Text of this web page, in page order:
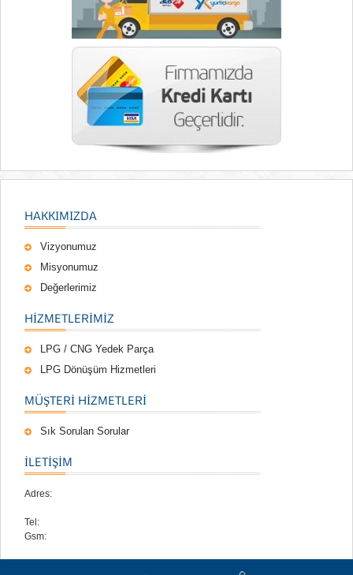
HAKKIMIZDA
Vizyonumuz
Misyonumuz
Değerlerimiz
HIZMETLERIMIZ
LPG / CNG Yedek Parça
LPG Dönüşüm Hizmetleri
MÜŞTERI HIZMETLERI
Sık Sorulan Sorular
İLETİŞİM
Adres:
Tel:
Gsm: